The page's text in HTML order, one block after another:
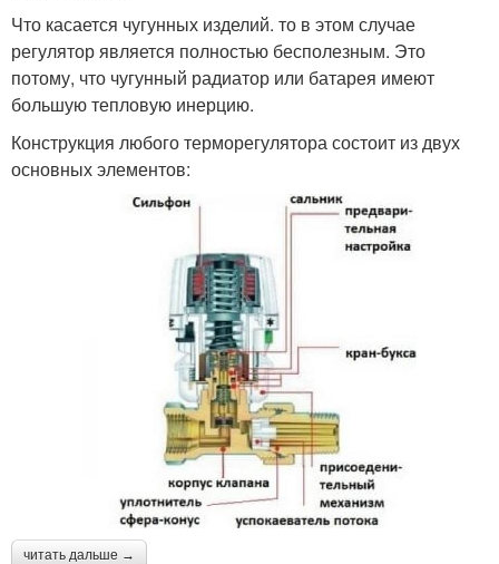
Что касается чугунных изделий. то в этом случае
регулятор является полностью бесполезным. Это
потому, что чугунный радиатор или батарея имеют
большую тепловую инерцию.
Конструкция любого терморегулятора состоит из двух
основных элементов:
читать дальше →